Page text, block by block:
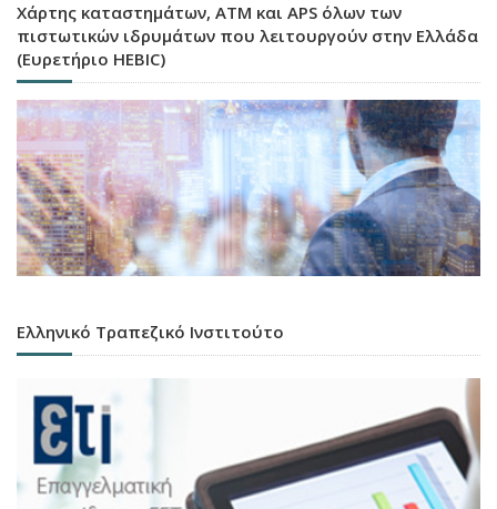
Χάρτης καταστημάτων, ATM και APS όλων των
πιστωτικών ιδρυμάτων που λειτουργούν στην Ελλάδα
(Ευρετήριο HEBIC)
Ελληνικό Τραπεζικό Ινστιτούτο